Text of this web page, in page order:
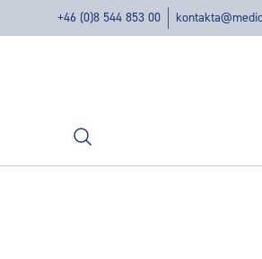
+46 (0)8 544 853 00
Sök